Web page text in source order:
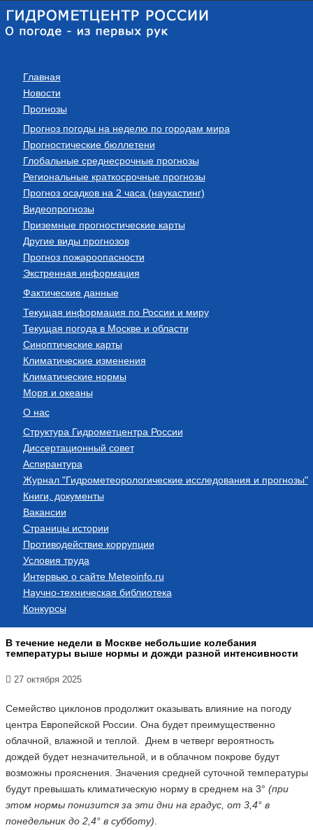
Главная
Новости
Прогнозы
Прогноз погоды на неделю по городам мира
Прогностические бюллетени
Глобальные среднесрочные прогнозы
Региональные краткосрочные прогнозы
Прогноз осадков на 2 часа (наукастинг)
Видеопрогнозы
Приземные прогностические карты
Другие виды прогнозов
Прогноз пожароопасности
Экстренная информация
Фактические данные
Текущая информация по России и миру
Текущая погода в Москве и области
Синоптические карты
Климатические изменения
Климатические нормы
Моря и океаны
О нас
Структура Гидрометцентра России
Диссертационный совет
Аспирантура
Журнал "Гидрометеорологические исследования и прогнозы"
Книги, документы
Вакансии
Страницы истории
Противодействие коррупции
Условия труда
Интервью о сайте Meteoinfo.ru
Научно-техническая библиотека
Конкурсы
В течение недели в Москве небольшие колебания
температуры выше нормы и дожди разной интенсивности
27 октября 2025
Семейство циклонов продолжит оказывать влияние на погоду
центра Европейской России. Она будет преимущественно
облачной, влажной и теплой. Днем в четверг вероятность
дождей будет незначительной, и в облачном покрове будут
возможны прояснения. Значения средней суточной температуры
будут превышать климатическую норму в среднем на 3° (при
этом нормы понизится за эти дни на градус, от 3,4° в
понедельник до 2,4° в субботу)